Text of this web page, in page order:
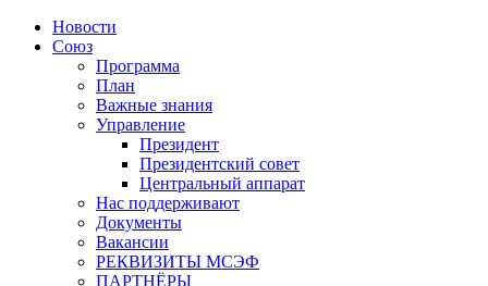
Новости
Союз
Программа
План
Важные знания
Управление
Президент
Президентский совет
Центральный аппарат
Нас поддерживают
Документы
Вакансии
РЕКВИЗИТЫ МСЭФ
ПАРТНЁРЫ